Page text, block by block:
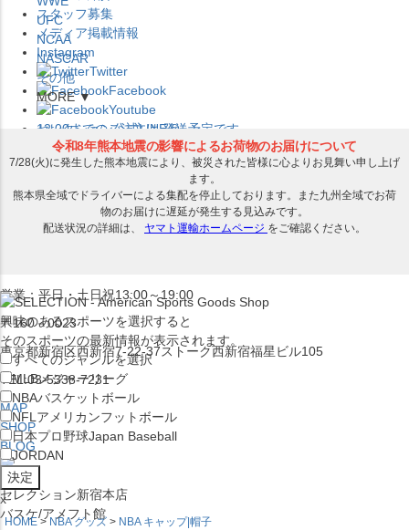
スタッフ募集
メディア掲載情報
Instagram
Twitter
Facebook
Youtube
セレクション公式LINE@
営業：平日・土日祝13:00～19:00
〒160－0023
東京都新宿区西新宿7-22-37ストーク西新宿福星ビル105
TEL:03-5338-7231
MAP
SHOP
BLOG
セレクション新宿本店
バスケ/アメフト館
UFC
NCAA
NASCAR
その他
MORE ▼
12:00までのご注文は発送予定です。
在庫品は 1-3営業日内で発送!! ※お取寄せ商品は対象外
興味のあるスポーツを選択すると
そのスポーツの最新情報が表示されます。
すべてのジャンルを選択
MLBメジャーリーグ
NBAバスケットボール
NFL アメリカンフットボール
日本プロ野球Japan Baseball
JORDAN
x
HOME NBA グッズ
NBA キャップ|帽子